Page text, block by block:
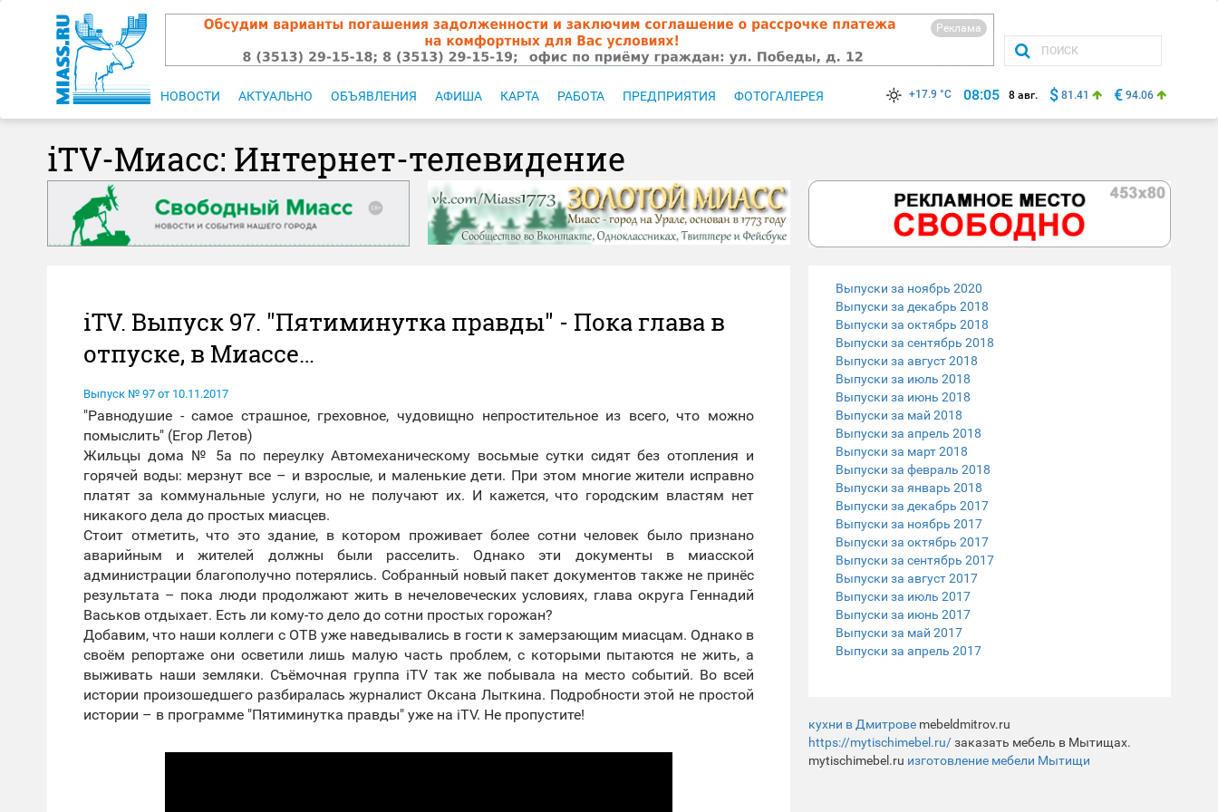
Реклама
НОВОСТИ АКТУАЛЬНО ОБЪЯВЛЕНИЯ АФИША КАРТА РАБОТА ПРЕДПРИЯТИЯ ФОТОГАЛЕРЕЯ +17.9 °C 08:05 8 авг. $ 81.41 € 94.06
iTV-Миасс: Интернет-телевидение
iTV. Выпуск 97. "Пятиминутка правды" - Пока глава в
отпуске, в Миассе…
Выпуск № 97 от 10.11.2017
"Равнодушие - самое страшное, греховное, чудовищно непростительное из всего, что можно
помыслить" (Егор Летов)
Жильцы дома № 5а по переулку Автомеханическому восьмые сутки сидят без отопления и
горячей воды: мерзнут все – и взрослые, и маленькие дети. При этом многие жители исправно
платят за коммунальные услуги, но не получают их. И кажется, что городским властям нет
никакого дела до простых миасцев.
Стоит отметить, что это здание, в котором проживает более сотни человек было признано
аварийным и жителей должны были расселить. Однако эти документы в миасской
администрации благополучно потерялись. Собранный новый пакет документов также не принёс
результата – пока люди продолжают жить в нечеловеческих условиях, глава округа Геннадий
Васьков отдыхает. Есть ли кому-то дело до сотни простых горожан?
Добавим, что наши коллеги с ОТВ уже наведывались в гости к замерзающим миасцам. Однако в
своём репортаже они осветили лишь малую часть проблем, с которыми пытаются не жить, а
выживать наши земляки. Съёмочная группа iTV так же побывала на место событий. Во всей
истории произошедшего разбиралась журналист Оксана Лыткина. Подробности этой не простой
истории – в программе "Пятиминутка правды" уже на iTV. Не пропустите!
Выпуски за ноябрь 2020
Выпуски за декабрь 2018
Выпуски за октябрь 2018
Выпуски за сентябрь 2018
Выпуски за август 2018
Выпуски за июль 2018
Выпуски за июнь 2018
Выпуски за май 2018
Выпуски за апрель 2018
Выпуски за март 2018
Выпуски за февраль 2018
Выпуски за январь 2018
Выпуски за декабрь 2017
Выпуски за ноябрь 2017
Выпуски за октябрь 2017
Выпуски за сентябрь 2017
Выпуски за август 2017
Выпуски за июль 2017
Выпуски за июнь 2017
Выпуски за май 2017
Выпуски за апрель 2017
кухни в Дмитрове mebeldmitrov.ru
https://mytischimebel.ru/заказать мебель в Мытищах.
mytischimebel.ru изготовление мебели Мытищи